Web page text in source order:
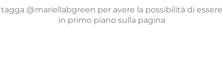
tagga @mariellabgreen per avere la possibilità di essere
in primo piano sulla pagina